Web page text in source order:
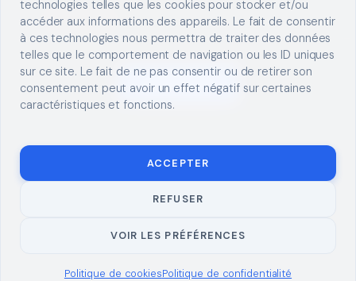
technologies telles que les cookies pour stocker et/ou
accéder aux informations des appareils. Le fait de consentir
à ces technologies nous permettra de traiter des données
telles que le comportement de navigation ou les ID uniques
sur ce site. Le fait de ne pas consentir ou de retirer son
consentement peut avoir un effet négatif sur certaines
caractéristiques et fonctions.
ACCEPTER
REFUSER
VOIR LES PRÉFÉRENCES
Politique de cookiesPolitique de confidentialité
S'INSCRIRE